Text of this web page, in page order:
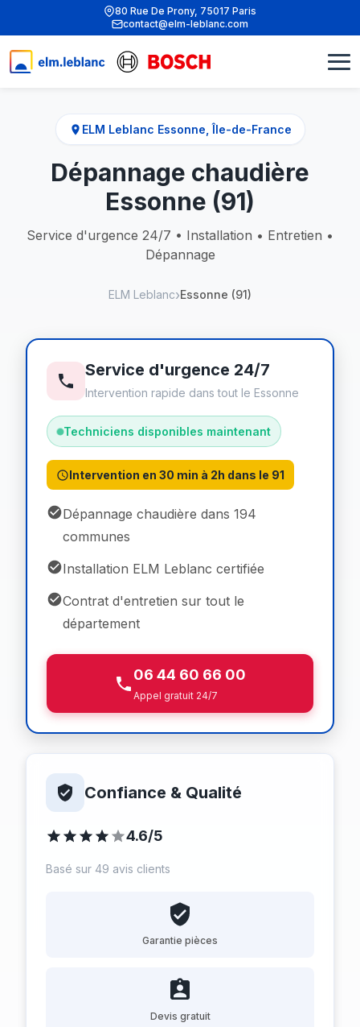
80 Rue De Prony, 75017 Paris
contact@elm-leblanc.com
ELM Leblanc Essonne, Île-de-France
Dépannage chaudière
Essonne (91)
Service d'urgence 24/7 • Installation • Entretien •
Dépannage
ELM Leblanc Essonne (91)
Service d'urgence 24/7
Intervention rapide dans tout le Essonne
Techniciens disponibles maintenant
Intervention en 30 min à 2h dans le 91
Dépannage chaudière dans 194
communes
Installation ELM Leblanc certifiée
Contrat d'entretien sur tout le
département
06 44 60 66 00
Appel gratuit 24/7
Confiance & Qualité
4.6/5
Basé sur 49 avis clients
Garantie pièces
Devis gratuit